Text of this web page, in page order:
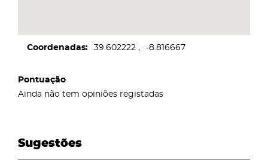
Coordenadas 39.602222 -8.816667
Pontuação
Ainda não tem opiniões registadas
Sugestões